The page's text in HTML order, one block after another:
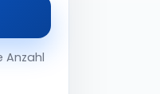
Anzahl